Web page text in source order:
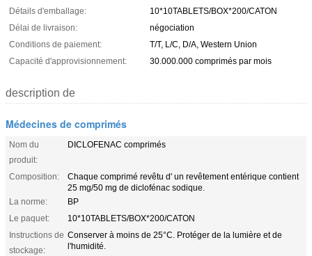
Détails d'emballage:
10*10TABLETS/BOX*200/CATON
Délai de livraison:
négociation
Conditions de paiement:
T/T, L/C, D/A, Western Union
Capacité d'approvisionnement:
30.000.000 comprimés par mois
description de
Médecines de comprimés
Nom du
produit:
DICLOFENAC comprimés
Composition:
Chaque comprimé revêtu d' un revêtement entérique contient
25 mg/50 mg de diclofénac sodique.
La norme:
BP
Le paquet:
10*10TABLETS/BOX*200/CATON
Instructions de
stockage:
Conserver à moins de 25°C. Protéger de la lumière et de
l'humidité.